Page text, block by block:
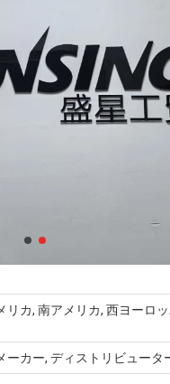
リカ, 南アメリカ, 西ヨーロ
ーカー, ディストリビュータ